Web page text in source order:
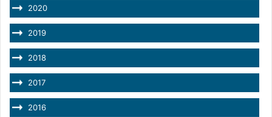
2020
2019
2018
2017
2016